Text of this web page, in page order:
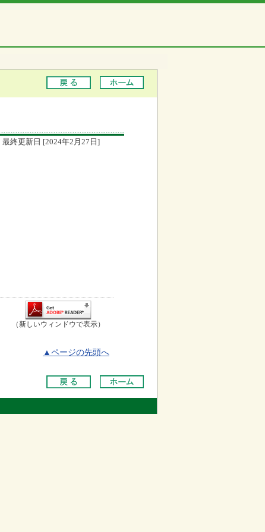
最終更新日 [2024年2月27日]
（新しいウィンドウで表示）
▲ページの先頭へ